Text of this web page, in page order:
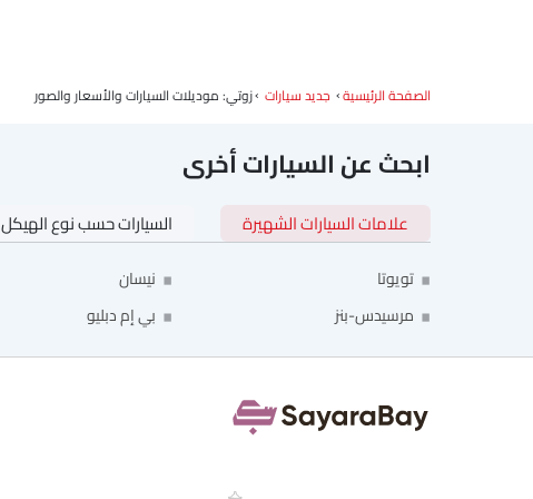
الصفحة الرئيسية جديد سيارات زوتي: موديلات السيارات والأسعار والصور
ابحث عن السيارات أخرى
علامات السيارات الشهيرة السيارات حسب نوع الهيكل
تويوتا نيسان
مرسيدس-بنز
بي إم دبليو